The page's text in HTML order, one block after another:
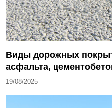
Виды дорожных
асфальта,
19/08/2025